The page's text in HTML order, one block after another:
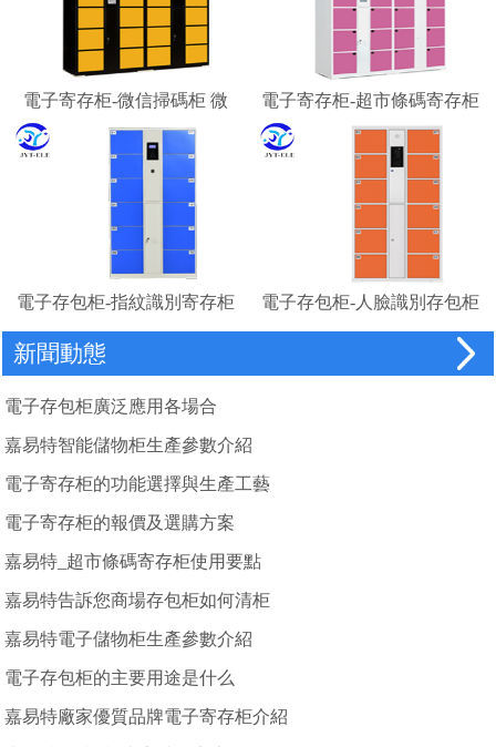
電子寄存柜-微信掃碼柜 微
信聯網寄存柜 微信收費柜
嘉易特電子科技
電子寄存柜-超市條碼寄存柜
景區游客行李寄存柜
電子存包柜-指紋識別寄存柜
廠家
電子存包柜-人臉識別存包柜
新聞動態
電子存包柜廣泛應用各場合
嘉易特智能儲物柜生產參數介紹
電子寄存柜的功能選擇與生產工藝
電子寄存柜的報價及選購方案
嘉易特_超市條碼寄存柜使用要點
嘉易特告訴您商場存包柜如何清柜
嘉易特電子儲物柜生產參數介紹
電子存包柜的主要用途是什么
嘉易特廠家優質品牌電子寄存柜介紹